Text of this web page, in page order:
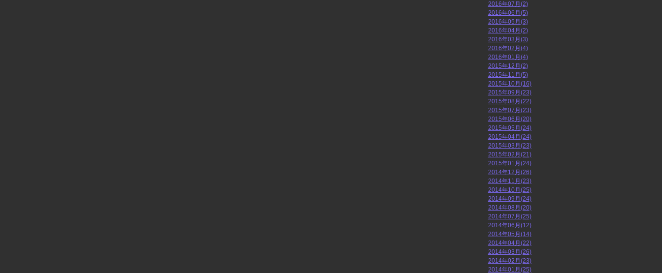
2016年07月(2)
2016年06月(5)
2016年05月(3)
2016年04月(2)
2016年03月(3)
2016年02月(4)
2016年01月(4)
2015年12月(2)
2015年11月(5)
2015年10月(16)
2015年09月(23)
2015年08月(22)
2015年07月(23)
2015年06月(20)
2015年05月(24)
2015年04月(24)
2015年03月(23)
2015年02月(21)
2015年01月(24)
2014年12月(26)
2014年11月(23)
2014年10月(25)
2014年09月(24)
2014年08月(20)
2014年07月(25)
2014年06月(12)
2014年05月(14)
2014年04月(22)
2014年03月(26)
2014年02月(23)
2014年01月(25)